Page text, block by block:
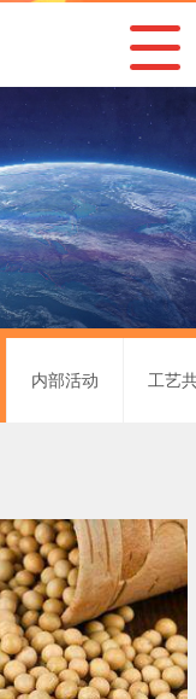
内部活动 工艺